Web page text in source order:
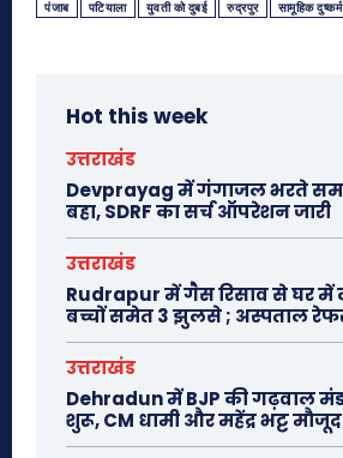
पंजाब पटियाला युवती को दुबई रुद्रपुर सामूहिक दुष्कर्म
Hot this week
उत्तराखंड
Devprayag में गंगाजल भरते
बहा, SDRF का सर्च ऑपरेशन जारी
उत्तराखंड
Rudrapur में गैस रिसाव से घर में
बच्चों समेत 3 झुलसे ; अस्पताल
उत्तराखंड
Dehradun में BJP की गढ़वाल
शुरू, CM धामी और महेंद्र भट्ट मौजूद